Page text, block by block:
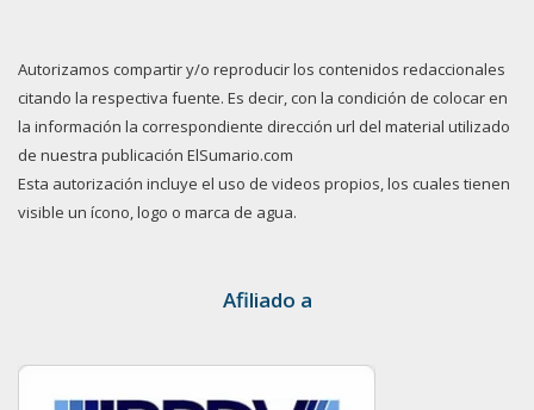
Autorizamos compartir y/o reproducir los contenidos redaccionales
citando la respectiva fuente. Es decir, con la condición de colocar en
la información la correspondiente dirección url del material utilizado
de nuestra publicación ElSumario.com
Esta autorización incluye el uso de videos propios, los cuales tienen
visible un ícono, logo o marca de agua.
Afiliado a